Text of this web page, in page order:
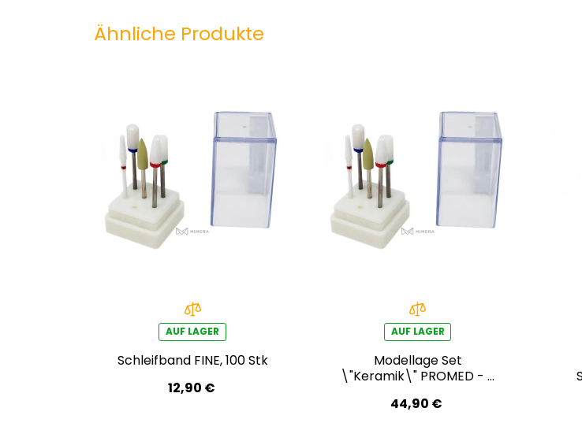
Ähnliche Produkte
AUF LAGER
Schleifband FINE, 100 Stk
12,90 €
AUF LAGER
Modellage Set
\"Keramik\" PROMED - 5
44,90 €